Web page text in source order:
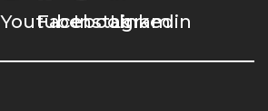
Youtube
Facebook
Instagram
Linkedin